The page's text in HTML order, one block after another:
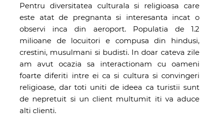
Pentru diversitatea culturala si religioasa care
este atat de pregnanta si interesanta incat o
observi inca din aeroport. Populatia de 1.2
milioane de locuitori e compusa din hindusi,
crestini, musulmani si budisti. In doar cateva zile
am avut ocazia sa interactionam cu oameni
foarte diferiti intre ei ca si cultura si convingeri
religioase, dar toti uniti de ideea ca turistii sunt
de nepretuit si un client multumit iti va aduce
alti clienti.